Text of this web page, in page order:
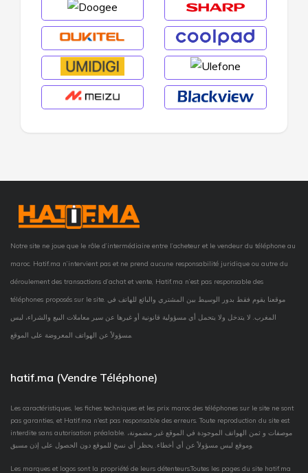
Notre site ne joue que le rôle d’intermédiaire entre l’acheteur et le vendeur du téléphone au
maroc. Hatif.ma n’intervient pas et ne prend aucune responsabilité juridique ou autre du
déroulement des transactions d’achat et vente, Hatif.ma n’est pas responsable des
téléphones proposés sur le site. موقعنا يقوم فقط بدور الوسيط بين المشتري والبائع للهاتف في
المغرب. لا يتدخل ولا يتحمل أي مسؤولية قانونية أو غيرها عن سير معاملات البيع والشراء، ليس
hatif.ma (Vendre Téléphone)
Les caractéristiques, les fiches techniques et les prix maroc des téléphones sur le site ne sont
pas garanties, et Hatif.ma n'est pas responsable des erreurs. Toute reproduction du site est
interdite sans autorisation préalable. موصفات و ثمن الهواتف الموجودة في الموقع غير مضمونة،
Les marques et logos sont la propriété de leurs détenteurs.Toutes les pages du site hatif.ma